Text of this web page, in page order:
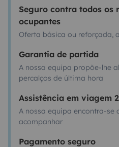
Seguro contra todos os
ocupantes
Oferta básica ou reforçada,
Garantia de partida
A nossa equipa propõe-lhe
percalços de última hora
Assistência em viagem
A nossa equipa encontra-se
acompanhar
Pagamento seguro